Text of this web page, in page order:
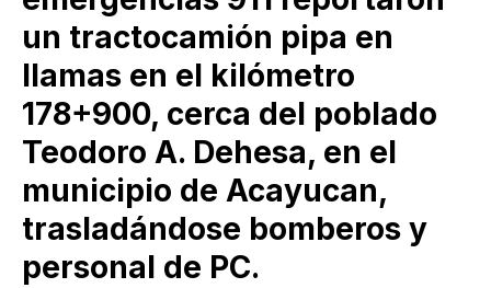
un tractocamión pipa en
llamas en el kilómetro
178+900, cerca del poblado
Teodoro A. Dehesa, en el
municipio de Acayucan,
trasladándose bomberos y
personal de PC.